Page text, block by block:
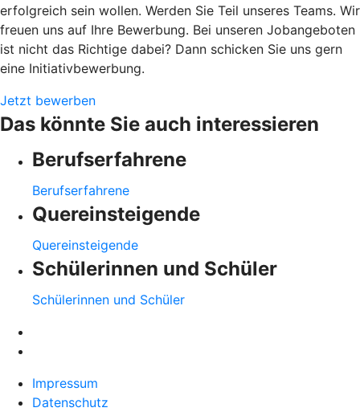
erfolgreich sein wollen. Werden Sie Teil unseres Teams. Wir
freuen uns auf Ihre Bewerbung. Bei unseren Jobangeboten
ist nicht das Richtige dabei? Dann schicken Sie uns gern
eine Initiativbewerbung.
Jetzt bewerben
Das könnte Sie auch interessieren
Berufserfahrene
Berufserfahrene
Quereinsteigende
Quereinsteigende
Schülerinnen und Schüler
Schülerinnen und Schüler
Impressum
Datenschutz